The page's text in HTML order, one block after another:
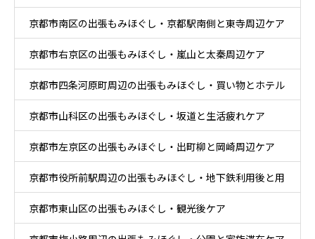
京都市南区の出張もみほぐし・京都駅南側と東寺周辺ケア
京都市右京区の出張もみほぐし・嵐山と太秦周辺ケア
京都市四条河原町周辺の出張もみほぐし・買い物とホテル
滞在ケア
京都市山科区の出張もみほぐし・坂道と生活疲れケア
京都市左京区の出張もみほぐし・出町柳と岡崎周辺ケア
京都市役所前駅周辺の出張もみほぐし・地下鉄利用後と用
事後ケア
京都市東山区の出張もみほぐし・観光後ケア